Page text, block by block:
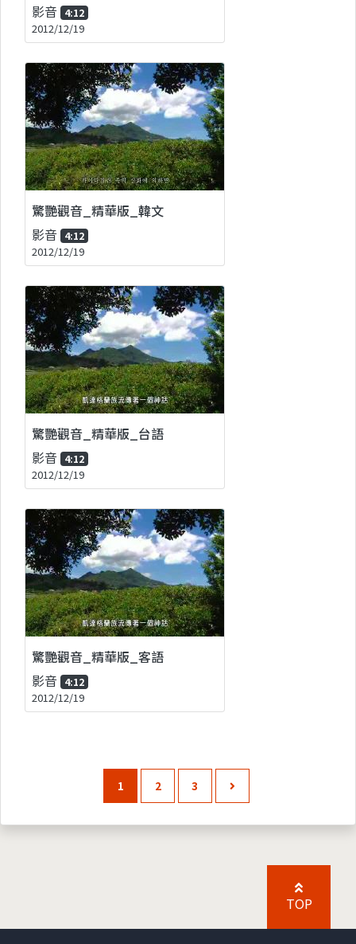
影音 4:12
2012/12/19
驚艷觀音_精華版_韓文
影音 4:12
2012/12/19
驚艷觀音_精華版_台語
影音 4:12
2012/12/19
驚艷觀音_精華版_客語
影音 4:12
2012/12/19
1 2 3
TOP